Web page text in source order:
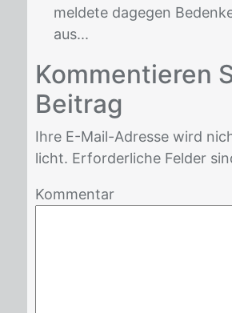
meldete dagegen
aus...
Kom­men­tie­ren
Bei­trag
Ihre E-Mail-Adres­se wird
licht. Er­for­der­li­che Fel­der
Kommentar